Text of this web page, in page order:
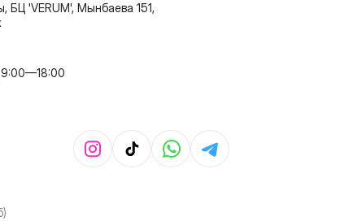
БЦ 'VERUM', Мынбаева 151,